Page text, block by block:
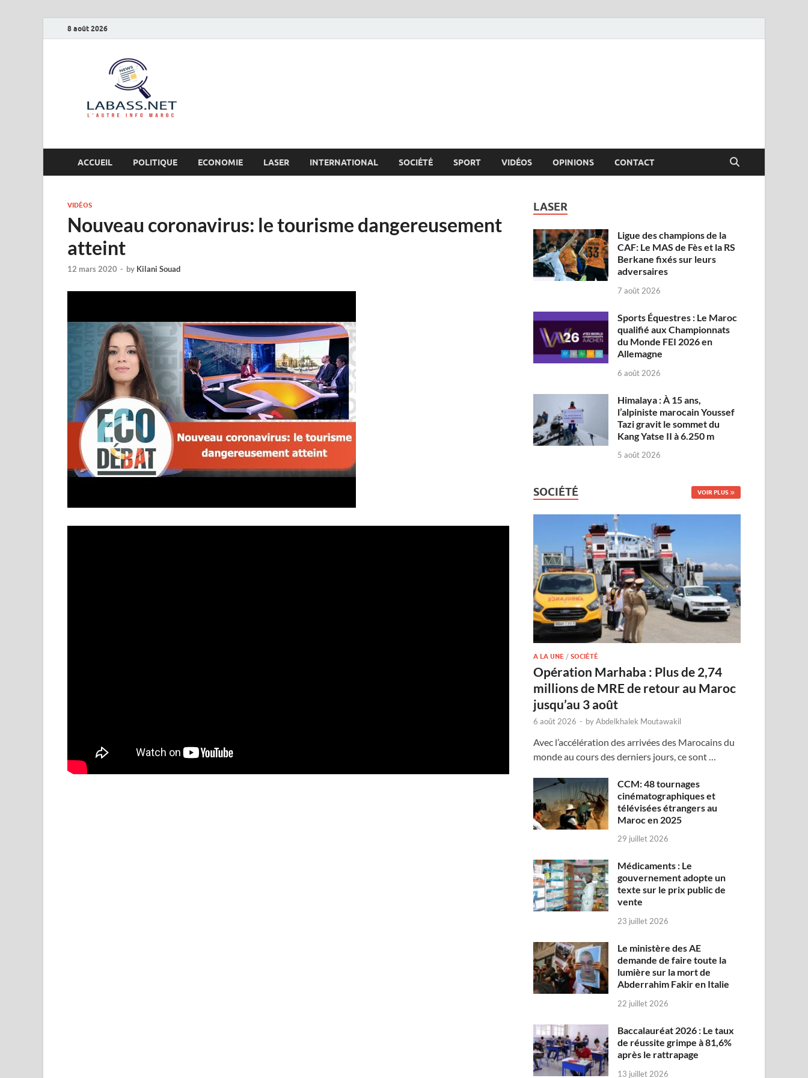
8 août 2026
ACCUEIL POLITIQUE ECONOMIE LASER INTERNATIONAL SOCIÉTÉ SPORT VIDÉOS OPINIONS CONTACT
VIDÉOS
Nouveau coronavirus: le tourisme dangereusement
atteint
12 mars 2020 - by Kilani Souad
LASER
Ligue des champions de la
CAF: Le MAS de Fès et la RS
Berkane fixés sur leurs
adversaires
7 août 2026
Sports Équestres : Le Maroc
qualifié aux Championnats
du Monde FEI 2026 en
Allemagne
6 août 2026
Himalaya : À 15 ans,
l’alpiniste marocain Youssef
Tazi gravit le sommet du
Kang Yatse II à 6.250 m
5 août 2026
SOCIÉTÉ VOIR PLUS
A LA UNE /SOCIÉTÉ
Opération Marhaba : Plus de 2,74
millions de MRE de retour au Maroc
jusqu’au 3 août
6 août 2026 - byAbdelkhalek Moutawakil
Avec l’accélération des arrivées des Marocains du
monde au cours des derniers jours, ce sont …
CCM: 48 tournages
cinématographiques et
télévisées étrangers au
Maroc en 2025
29 juillet 2026
Médicaments : Le
gouvernement adopte un
texte sur le prix public de
vente
23 juillet 2026
Le ministère des AE
demande de faire toute la
lumière sur la mort de
Abderrahim Fakir en Italie
22 juillet 2026
Baccalauréat 2026 : Le taux
de réussite grimpe à 81,6%
après le rattrapage
13 juillet 2026